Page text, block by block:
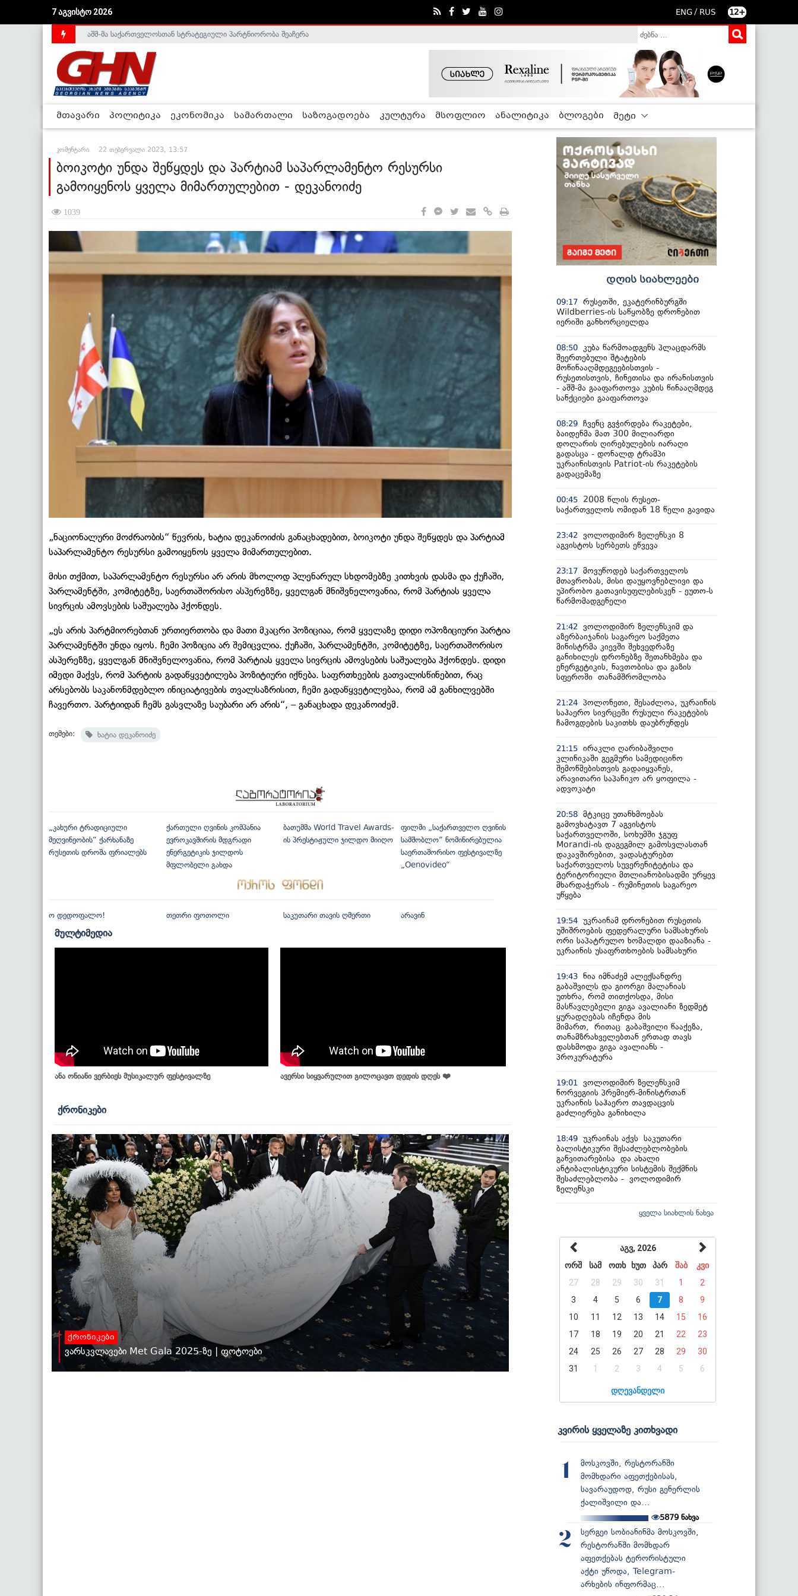
7 აგვისტო 2026 ENG / RUS 12+
საქართველოს დე-ფაქტო მთავრობა არალეგიტიმურია - ჰელსინკის კომისია
აშშ-მა საქართველოსთან სტრატეგიული პარტნიორობა შეაჩერა
მთავარი პოლიტიკა ეკონომიკა სამართალი საზოგადოება კულტურა მსოფლიო ანალიტიკა ბლოგები მეტი
კომენტარი 22 თებერვალი 2023, 13:57
ბოიკოტი უნდა შეწყდეს და პარტიამ საპარლამენტო რესურსი
გამოიყენოს ყველა მიმართულებით - დეკანოიძე
1039
„ნაციონალური მოძრაობის“ წევრის, ხატია დეკანოიძის განაცხადებით, ბოიკოტი უნდა შეწყდეს და პარტიამ
საპარლამენტო რესურსი გამოიყენოს ყველა მიმართულებით.
მისი თქმით, საპარლამენტო რესურსი არ არის მხოლოდ პლენარულ სხდომებზე კითხვის დასმა და ქუჩაში,
პარლამენტში, კომიტეტზე, საერთაშორისო ასპერეზზე, ყველგან მნიშვნელოვანია, რომ პარტიას ყველა
სივრცის ამოვსების საშუალება ჰქონდეს.
„ეს არის პარტმიორებთან ურთიერთობა და მათი მკაცრი პოზიციაა, რომ ყველაზე დიდი ოპოზიციური პარტია
პარლამენტში უნდა იყოს. ჩემი პოზიცია არ შემიცვლია. ქუჩაში, პარლამენტში, კომიტეტზე, საერთაშორისო
ასპერეზზე, ყველგან მნიშვნელოვანია, რომ პარტიას ყველა სივრცის ამოვსების საშუალება ჰქონდეს. დიდი
იმედი მაქვს, რომ პარტიის გადაწყვეტილება პოზიტიური იქნება. საფრთხეების გათვალისწინებით, რაც
არსებობს საკანონმდებლო ინიციატივების თვალსაზრისით, ჩემი გადაწყვეტილებაა, რომ ამ განხილვებში
ჩავერთო. პარტიიდან ჩემს გასვლაზე საუბარი არ არის“, – განაცხადა დეკანოიძემ.
თემები: ხატია დეკანოიძე
„კახური ტრადიციული
მეღვინეობის“ ქარხანაზე
რუსეთის დროშა ფრიალებს
ქართული ღვინის კომპანია
ევროკავშირის მდგრადი
ენერგეტიკის ჯილდოს
მფლობელი გახდა
ბათუმმა World Travel Awards-
ის პრესტიჟული ჯილდო მიიღო
ფილმი „საქართველო ღვინის
სამშობლო“ ნომინირებულია
საერთაშორისო ფესტივალზე
„Oenovideo“
ო დედოფალო! თეთრი ფოთოლი საკუთარი თავის ღმერთი არავინ
მულტიმედია
ანა ონიანი ვერბიეს მუსიკალურ ფესტივალზე ავერსი სიყვარულით გილოცავთ დედის დღეს ❤️
ქრონიკები
ქრონიკები
ვარსკვლავები Met Gala 2025-ზე | ფოტოები
დღის სიახლეები
09:17 რუსეთში, ეკატერინბურგში
Wildberries-ის საწყობზე დრონებით
იერიში განხორციელდა
08:50 კუბა წარმოადგენს პლაცდარმს
შეერთებული შტატების
მოწინააღმდეგეებისთვის -
რუსეთისთვის, ჩინეთისა და ირანისთვის
- აშშ-მა გააფართოვა კუბის წინააღმდეგ
სანქციები გააფართოვა
08:29 ჩვენც გვჭირდება რაკეტები,
ბაიდენმა მათ 300 მილიარდი
დოლარის ღირებულების იარაღი
გადასცა - დონალდ ტრამპი
უკრაინისთვის Patriot-ის რაკეტების
გადაცემაზე
00:45
2008 წლის რუსეთ-
საქართველოს ომიდან 18 წელი გავიდა
23:42
ვოლოდიმირ ზელენსკი 8
აგვისტოს სერბეთს ეწვევა
23:17 მოვუწოდებ საქართველოს
მთავრობას, მისი დაუყოვნებლივი და
უპირობო გათავისუფლებისკენ - ეუთო-ს
წარმომადგენელი
21:42
ვოლოდიმირ ზელენსკიმ და
აზერბაიჯანის საგარეო საქმეთა
მინისტრმა კიევში შეხვედრაზე
განიხილეს დრონებზე შეთანხმება და
ენერგეტიკის, ნავთობისა და გაზის
სფეროში თანამშრომლობა
21:24 პოლონეთი, შესაძლოა, უკრაინის
საჰაერო სივრცეში რუსული რაკეტების
ჩამოგდების საკითხს დაუბრუნდეს
21:15 ირაკლი ღარიბაშვილი
კლინიკაში გეგმური სამედიცინო
შემოწმებისთვის გადაიყვანეს,
არავითარი საპანიკო არ ყოფილა -
ადვოკატი
20:58 მტკიცე უთანხმოებას
გამოვხატავთ 7 აგვისტოს
საქართველოში, სოხუმში ჯგუფ
Morandi-ის დაგეგმილ გამოსვლასთან
დაკავშირებით, ვადასტურებთ
საქართველოს სუვერენიტეტისა და
ტერიტორიული მთლიანობისადმი ურყევ
მხარდაჭერას - რუმინეთის საგარეო
უწყება
19:54 უკრაინამ დრონებით რუსეთის
უშიშროების ფედერალური სამსახურის
ორი საპატრულო ხომალდი დააზიანა -
უკრაინის უსაფრთხოების სამსახური
19:43 ნია იმნაძემ ალექსანდრე
გაბაშვილს და გიორგი მალანიას
უთხრა, რომ თითქოსდა, მისი
მასწავლებელი გიგა ავალიანი ზედმეტ
ყურადღებას იჩენდა მის
მიმართ, რითაც გაბაშვილი წააქეზა,
თანამზრახველებთან ერთად თავს
დასხმოდა გიგა ავალიანს -
პროკურატურა
19:01
ვოლოდიმირ ზელენსკიმ
ნორვეგიის პრემიერ-მინისტრთან
უკრაინის საჰაერო თავდაცვის
გაძლიერება განიხილა
18:49 უკრაინას აქვს საკუთარი
ბალისტიკური შესაძლებლობების
განვითარებისა და ახალი
ანტიბალისტიკური სისტემის შექმნის
შესაძლებლობა - ვოლოდიმირ
ზელენსკი
ყველა სიახლის ნახვა
აგვ, 2026
ორშ
სამ ოთხ ხუთ პარ შაბ
კვი
27
28 29 30 31 1
2
3
4 5 6 7 8
9
10
11 12 13 14 15
16
17
18 19 20 21 22
23
24
25 26 27 28 29
30
31
1 2 3 4 5 6
დღევანდელი
კვირის ყველაზე კითხვადი
1
მოსკოვში, რესტორანში
მომხდარი აფეთქებისას,
სავარაუდოდ, რუსი გენერლის
ქალიშვილი და...
5879 ნახვა
2
სერგეი სობიანინმა მოსკოვში,
რესტორანში მომხდარ
აფეთქებას ტერორისტული
აქტი უწოდა, Telegram-
არხების ინფორმაც...